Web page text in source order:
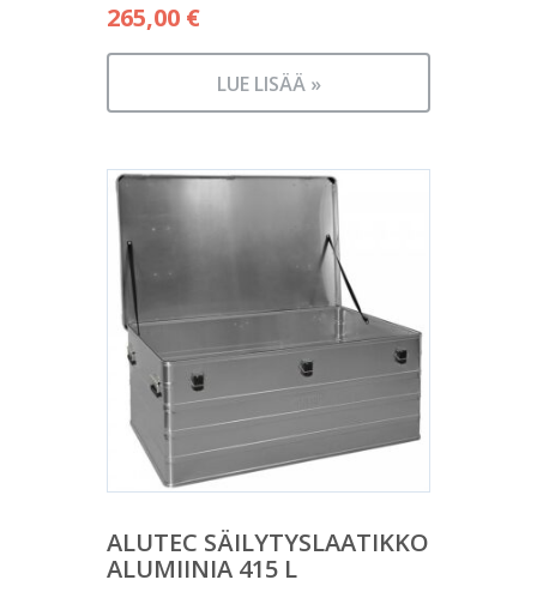
265,00 €
LUE LISÄÄ »
ALUTEC SÄILYTYSLAATIKKO
ALUMIINIA 415 L